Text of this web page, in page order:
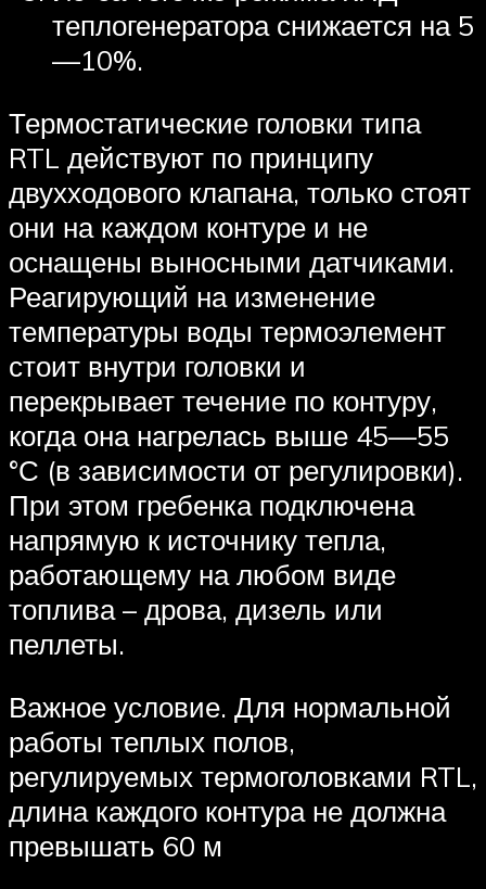
теплогенератора снижается на 5
—10%.
Термостатические головки типа
RTL действуют по принципу
двухходового клапана, только стоят
они на каждом контуре и не
оснащены выносными датчиками.
Реагирующий на изменение
температуры воды термоэлемент
стоит внутри головки и
перекрывает течение по контуру,
когда она нагрелась выше 45—55
°С (в зависимости от регулировки).
При этом гребенка подключена
напрямую к источнику тепла,
работающему на любом виде
топлива – дрова, дизель или
пеллеты.
Важное условие. Для нормальной
работы теплых полов,
регулируемых термоголовками RTL,
длина каждого контура не должна
превышать 60 м